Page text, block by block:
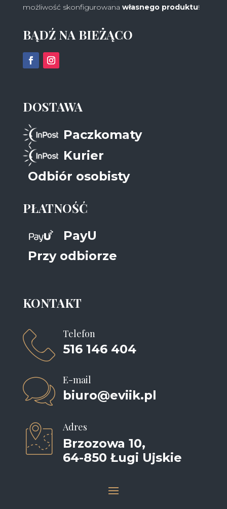
możliwość skonfigurowana własnego produktu!
BĄDŹ NA BIEŻĄCO
DOSTAWA
Paczkomaty
Kurier
Odbiór osobisty
PŁATNOŚĆ
PayU
Przy odbiorze
KONTAKT
 Telefon
516 146 404
 E-mail
biuro@eviik.pl
 Adres
Brzozowa 10,
64-850 Ługi Ujskie